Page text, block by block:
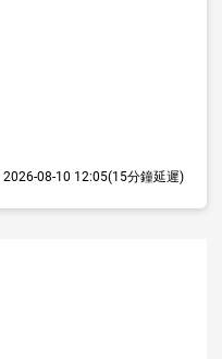
2026-08-10 12:05(15分鐘延遲)